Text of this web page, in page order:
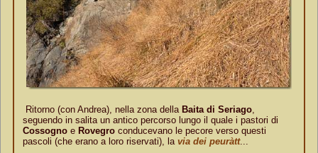
Ritorno (con Andrea), nella zona della Baita di Seriago,
seguendo in salita un antico percorso lungo il quale i pastori di
Cossogno e Rovegro conducevano le pecore verso questi
pascoli (che erano a loro riservati), la via dei peuràtt...